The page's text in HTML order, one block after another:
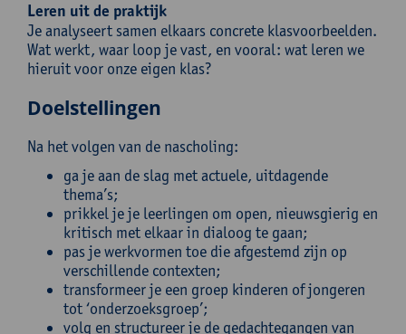
Leren uit de praktijk
Je analyseert samen elkaars concrete klasvoorbeelden.
Wat werkt, waar loop je vast, en vooral: wat leren we
hieruit voor onze eigen klas?
Doelstellingen
Na het volgen van de nascholing:
ga je aan de slag met actuele, uitdagende
thema’s;
prikkel je je leerlingen om open, nieuwsgierig en
kritisch met elkaar in dialoog te gaan;
pas je werkvormen toe die afgestemd zijn op
verschillende contexten;
transformeer je een groep kinderen of jongeren
tot ‘onderzoeksgroep’;
volg en structureer je de gedachtegangen van